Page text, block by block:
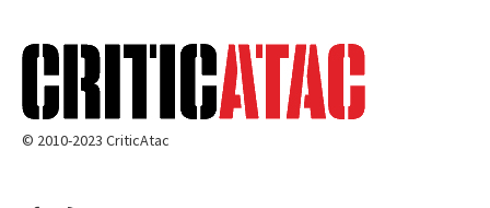
© 2010-2023 CriticAtac